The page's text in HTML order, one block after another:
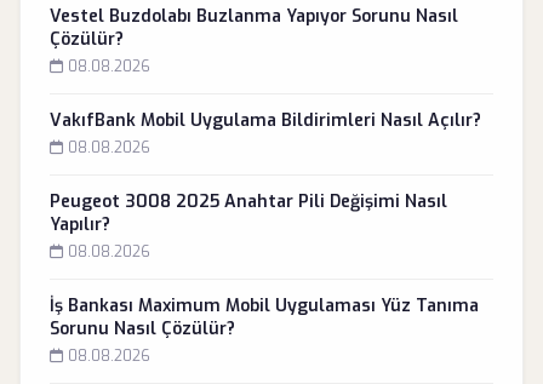
Vestel Buzdolabı Buzlanma Yapıyor Sorunu Nasıl
Çözülür?
08.08.2026
VakıfBank Mobil Uygulama Bildirimleri Nasıl Açılır?
08.08.2026
Peugeot 3008 2025 Anahtar Pili Değişimi Nasıl
Yapılır?
08.08.2026
İş Bankası Maximum Mobil Uygulaması Yüz Tanıma
Sorunu Nasıl Çözülür?
08.08.2026